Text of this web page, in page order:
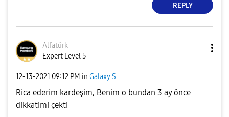
REPLY
Alfatürk
Expert Level 5
‎12-13-2021 09:12 PM in Galaxy S
Rica ederim kardeşim, Benim o bundan 3 ay önce
dikkatimi çekti